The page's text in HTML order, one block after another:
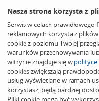
Nasza strona korzysta z
Serwis w celach
reklamowych korzysta z
cookie z poziomu Twojej
warunków przechowywania
witrynie znajduje się w polityce
cookies zwiększają
usług wyświetlane w ramach
korzystasz, będą bardziej
Pliki cookie mogą być